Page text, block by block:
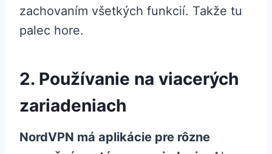
zachovaním všetkých funkcií. Takže tu
palec hore.
2. Používanie na viacerých
zariadeniach
NordVPN má aplikácie pre rôzne